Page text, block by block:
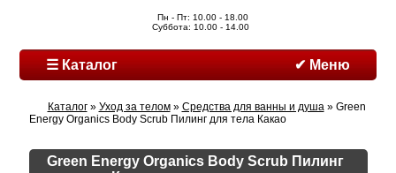
Пн - Пт: 10.00 - 18.00
Суббота: 10.00 - 14.00
☰ Каталог ✔ Меню
Каталог» Уход за телом» Средства для ванны и душа» Green
Energy Organics Body Scrub Пилинг для тела Какао
Green Energy Organics Body Scrub Пилинг